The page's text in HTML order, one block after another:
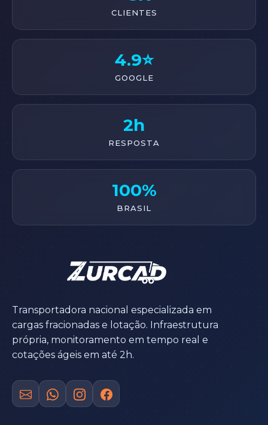
CLIENTES
4.9⭐
GOOGLE
2h
RESPOSTA
100%
BRASIL
Transportadora nacional especializada em
cargas fracionadas e lotação. Infraestrutura
própria, monitoramento em tempo real e
cotações ágeis em até 2h.